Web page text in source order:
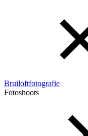
Bruiloftfotografie
Fotoshoots